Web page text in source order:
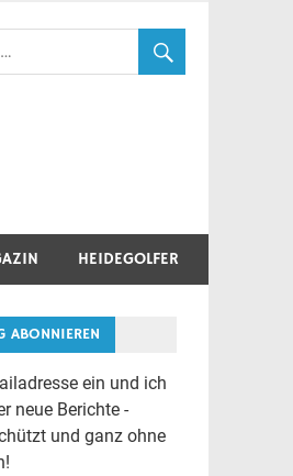
HEIDEGOLFER
ABONNIEREN
ein und ich
neue Berichte -
und ganz ohne